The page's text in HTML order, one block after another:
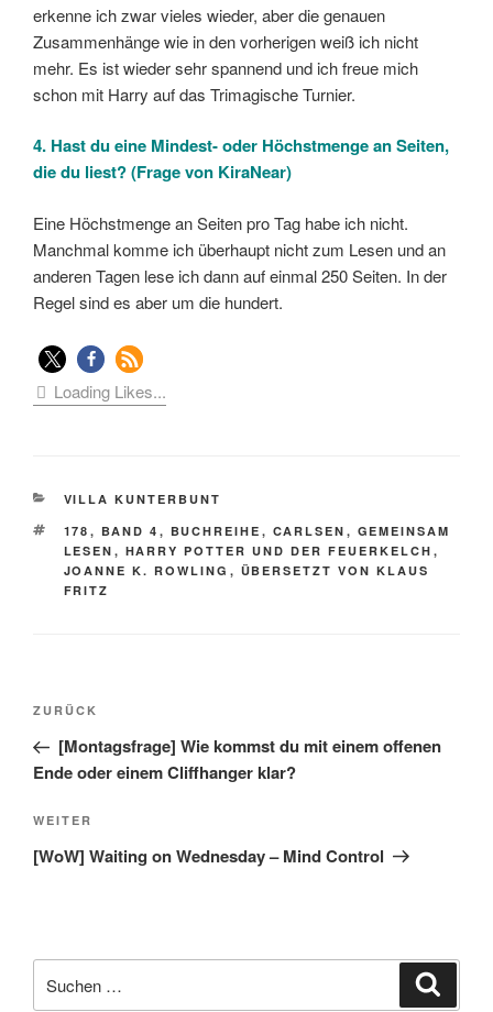
erkenne ich zwar vieles wieder, aber die genauen
Zusammenhänge wie in den vorherigen weiß ich nicht
mehr. Es ist wieder sehr spannend und ich freue mich
schon mit Harry auf das Trimagische Turnier.
4. Hast du eine Mindest- oder Höchstmenge an Seiten,
die du liest? (Frage von KiraNear)
Eine Höchstmenge an Seiten pro Tag habe ich nicht.
Manchmal komme ich überhaupt nicht zum Lesen und an
anderen Tagen lese ich dann auf einmal 250 Seiten. In der
Regel sind es aber um die hundert.
Loading Likes...
KATEGORIEN
VILLA KUNTERBUNT
SCHLAGWÖRTER
178 , BAND 4 , BUCHREIHE , CARLSEN , GEMEINSAM
LESEN , HARRY POTTER UND DER FEUERKELCH ,
JOANNE K. ROWLING , ÜBERSETZT VON KLAUS
FRITZ
Beitragsnavigation
Vorheriger
Beitrag
ZURÜCK
[Montagsfrage] Wie kommst du mit einem offenen
Ende oder einem Cliffhanger klar?
Nächster
Beitrag
WEITER
[WoW] Waiting on Wednesday – Mind Control
nach: